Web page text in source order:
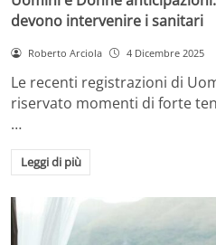
devono intervenire i sanitari
Roberto Arciola 4 Dicembre 2025
Le recenti registrazioni di
riservato momenti di forte
…
Leggi di più